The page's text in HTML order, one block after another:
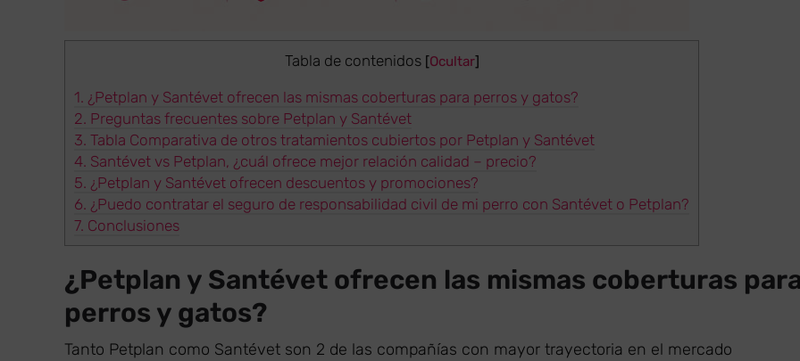
Tabla de contenidos [Ocultar]
1. ¿Petplan y Santévet ofrecen las mismas coberturas para perros y gatos?
2. Preguntas frecuentes sobre Petplan y Santévet
3. Tabla Comparativa de otros tratamientos cubiertos por Petplan y Santévet
4. Santévet vs Petplan, ¿cuál ofrece mejor relación calidad – precio?
5. ¿Petplan y Santévet ofrecen descuentos y promociones?
6. ¿Puedo contratar el seguro de responsabilidad civil de mi perro con Santévet o Petplan?
7. Conclusiones
¿Petplan y Santévet ofrecen las mismas coberturas
perros y gatos?
Tanto Petplan como Santévet son 2 de las compañías con mayor trayectoria en el mercado